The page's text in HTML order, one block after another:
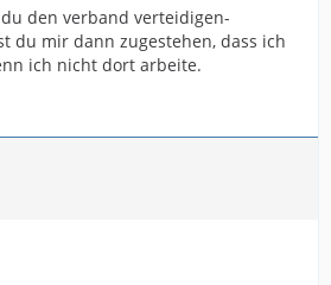
den verband verteidigen-
du mir dann zugestehen, dass ich
ich nicht dort arbeite.